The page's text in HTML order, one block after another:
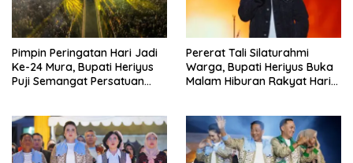
Pimpin Peringatan Hari Jadi
Ke-24 Mura, Bupati Heriyus
Puji Semangat Persatuan
Pererat Tali Silaturahmi
Warga, Bupati Heriyus Buka
Malam Hiburan Rakyat Hari